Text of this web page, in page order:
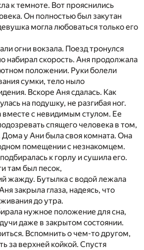
к темноте. Вот прояснились
Он полностью был закутан
могла любоваться только его
огни вокзала. Поезд тронулся
набирал скорость. Аня продолжала
положении. Руки болели
сумки, тело ныло
Вскоре Аня сдалась. Как
на подушку, не разгибая ног.
вместе с невидимым стулом. Ее
спящего человека в том,
у Ани была своя комната. Она
помещении с незнакомцем.
к горлу и сушила его.
там был песок,
жажду. Бутылка с водой лежала
закрыла глаза, надеясь, что
до утра.
нужное положение для сна,
даже в закрытом состоянии.
Вспомнить о чем-то другом,
за верхней койкой. Спустя